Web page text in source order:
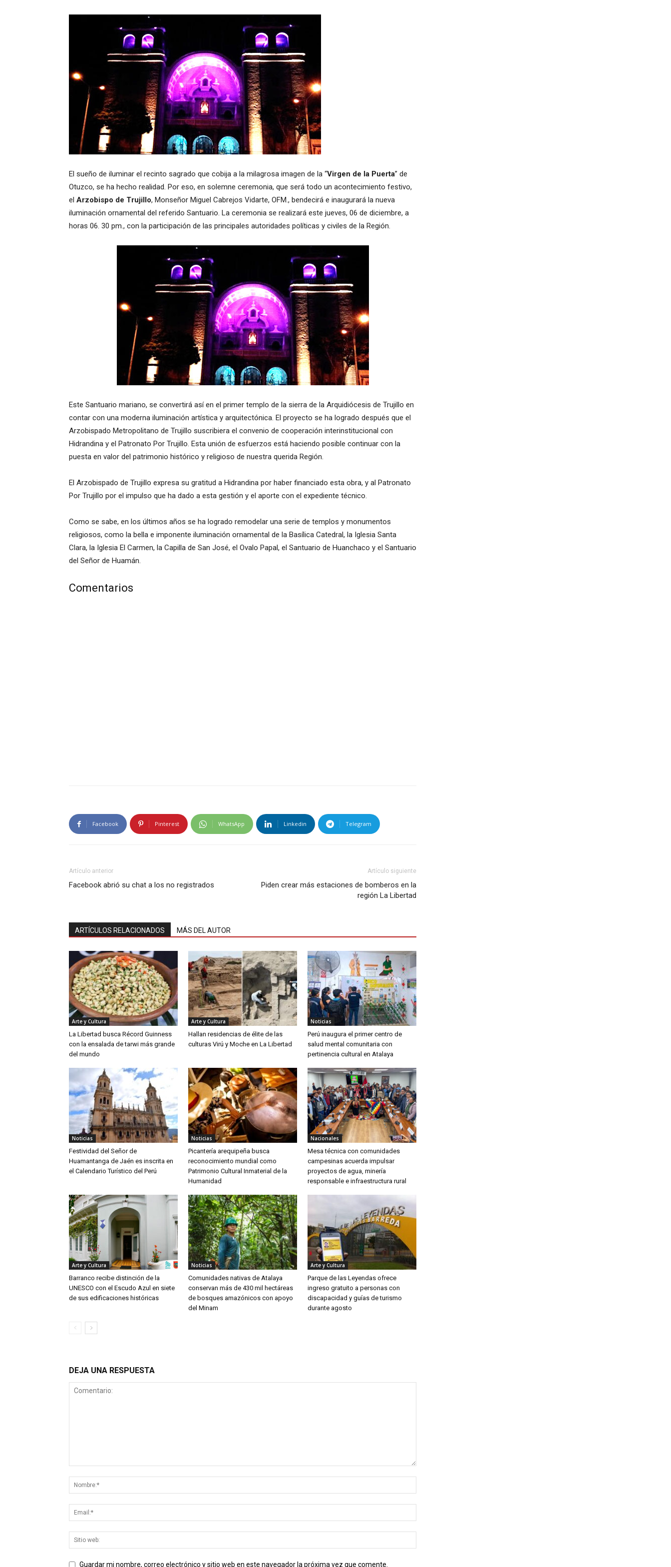
El sueño de iluminar el recinto sagrado que cobija a la milagrosa imagen de la “Virgen de la Puerta” de
Otuzco, se ha hecho realidad. Por eso, en solemne ceremonia, que será todo un acontecimiento festivo,
el Arzobispo de Trujillo, Monseñor Miguel Cabrejos Vidarte, OFM., bendecirá e inaugurará la nueva
iluminación ornamental del referido Santuario. La ceremonia se realizará este jueves, 06 de diciembre, a
horas 06. 30 pm., con la participación de las principales autoridades políticas y civiles de la Región.
Este Santuario mariano, se convertirá así en el primer templo de la sierra de la Arquidiócesis de Trujillo en
contar con una moderna iluminación artística y arquitectónica. El proyecto se ha logrado después que el
Arzobispado Metropolitano de Trujillo suscribiera el convenio de cooperación interinstitucional con
Hidrandina y el Patronato Por Trujillo. Esta unión de esfuerzos está haciendo posible continuar con la
puesta en valor del patrimonio histórico y religioso de nuestra querida Región.
El Arzobispado de Trujillo expresa su gratitud a Hidrandina por haber financiado esta obra, y al Patronato
Por Trujillo por el impulso que ha dado a esta gestión y el aporte con el expediente técnico.
Como se sabe, en los últimos años se ha logrado remodelar una serie de templos y monumentos
religiosos, como la bella e imponente iluminación ornamental de la Basílica Catedral, la Iglesia Santa
Clara, la Iglesia El Carmen, la Capilla de San José, el Ovalo Papal, el Santuario de Huanchaco y el Santuario
del Señor de Huamán.
Comentarios
Facebook Pinterest WhatsApp Linkedin Telegram
Artículo anterior
Facebook abrió su chat a los no registrados
Artículo siguiente
Piden crear más estaciones de bomberos en la
región La Libertad
ARTÍCULOS RELACIONADOS MÁS DEL AUTOR
Arte y Cultura
La Libertad busca Récord Guinness
con la ensalada de tarwi más grande
del mundo
Arte y Cultura
Hallan residencias de élite de las
culturas Virú y Moche en La Libertad
Noticias
Perú inaugura el primer centro de
salud mental comunitaria con
pertinencia cultural en Atalaya
Noticias
Festividad del Señor de
Huamantanga de Jaén es inscrita en
el Calendario Turístico del Perú
Noticias
Picantería arequipeña busca
reconocimiento mundial como
Patrimonio Cultural Inmaterial de la
Humanidad
Nacionales
Mesa técnica con comunidades
campesinas acuerda impulsar
proyectos de agua, minería
responsable e infraestructura rural
Arte y Cultura
Barranco recibe distinción de la
UNESCO con el Escudo Azul en siete
de sus edificaciones históricas
Noticias
Comunidades nativas de Atalaya
conservan más de 430 mil hectáreas
de bosques amazónicos con apoyo
del Minam
Arte y Cultura
Parque de las Leyendas ofrece
ingreso gratuito a personas con
discapacidad y guías de turismo
durante agosto
DEJA UNA RESPUESTA
Guardar mi nombre, correo electrónico y sitio web en este navegador la próxima vez que comente.